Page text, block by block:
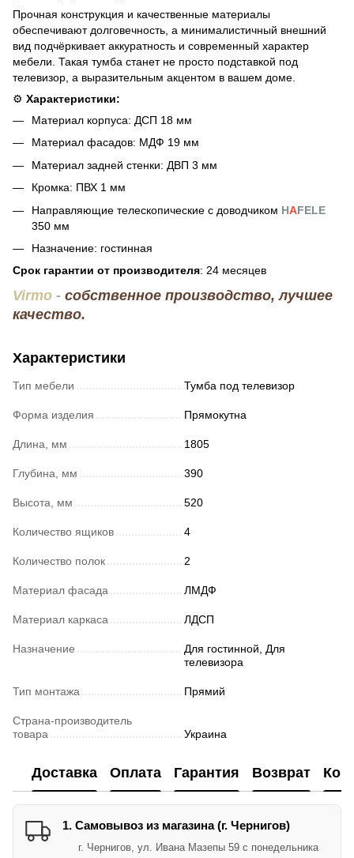
Прочная конструкция и качественные материалы
обеспечивают долговечность, а минималистичный внешний
вид подчёркивает аккуратность и современный характер
мебели. Такая тумба станет не просто подставкой под
телевизор, а выразительным акцентом в вашем доме.
⚙️ Характеристики:
Материал корпуса: ДСП 18 мм
Материал фасадов: МДФ 19 мм
Материал задней стенки: ДВП 3 мм
Кромка: ПВХ 1 мм
Направляющие телескопические с доводчиком HAFELE
350 мм
Назначение: гостинная
Срок гарантии от производителя: 24 месяцев
Virmo - собственное производство, лучшее
качество.
Характеристики
Тип мебели Тумба под телевизор
Форма изделия Прямокутна
Длина, мм 1805
Глубина, мм 390
Высота, мм 520
Количество ящиков 4
Количество полок 2
Материал фасада ЛМДФ
Материал каркаса ЛДСП
Назначение
Для гостинной, Для
телевизора
Тип монтажа Прямий
Страна-производитель
товара
Украина
Доставка Оплата Гарантия Возврат
1. Самовывоз из магазина (г. Чернигов)
г. Чернигов, ул. Ивана Мазепы 59 с понедельника